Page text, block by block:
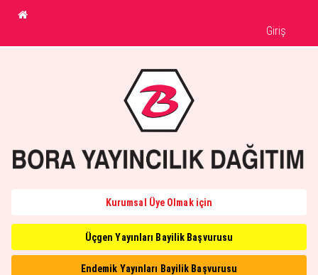
Giriş
Kurumsal Üye Olmak için
Üçgen Yayınları Bayilik Başvurusu
Endemik Yayınları Bayilik Başvurusu